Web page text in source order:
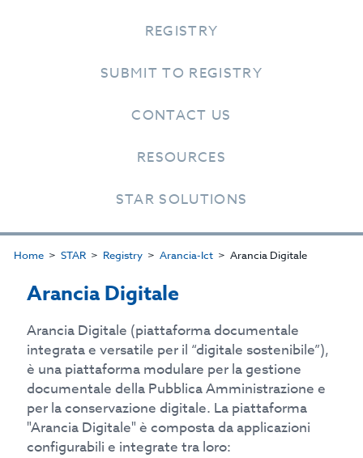
REGISTRY
SUBMIT TO REGISTRY
CONTACT US
RESOURCES
STAR SOLUTIONS
Home STAR Registry Arancia-Ict Arancia Digitale
Arancia Digitale
Arancia Digitale (piattaforma documentale
integrata e versatile per il “digitale sostenibile”),
è una piattaforma modulare per la gestione
documentale della Pubblica Amministrazione e
per la conservazione digitale. La piattaforma
"Arancia Digitale" è composta da applicazioni
configurabili e integrate tra loro: